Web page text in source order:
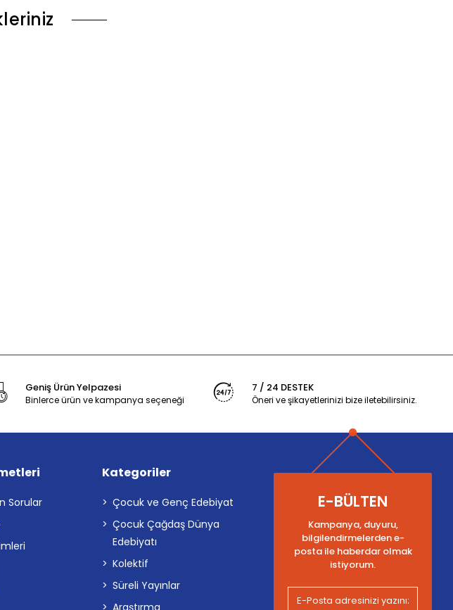
Geniş Ürün Yelpazesi
Binlerce ürün ve kampanya seçeneği
7 / 24 DESTEK
Öneri ve şikayetlerinizi bize iletebilirsiniz.
Sorular
Kategoriler
Çocuk ve Genç Edebiyat
Çocuk Çağdaş Dünya
Edebiyatı
Kolektif
Süreli Yayınlar
E-BÜLTEN
Kampanya, duyuru,
bilgilendirmelerden e-
posta ile haberdar olmak
istiyorum.